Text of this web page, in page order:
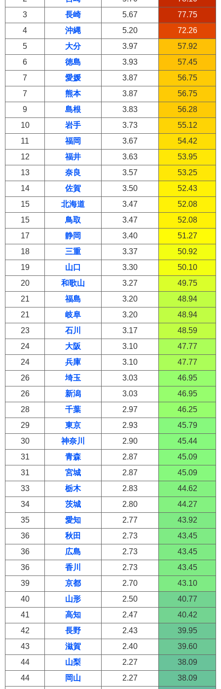
3
長崎 5.67
77.75
4
沖縄 5.20
72.26
5
大分 3.97
57.92
6
徳島 3.93
57.45
7
愛媛 3.87
56.75
7
熊本 3.87
56.75
9
島根 3.83
56.28
10
岩手 3.73
55.12
11
福岡 3.67
54.42
12
福井 3.63
53.95
13
奈良 3.57
53.25
14
佐賀 3.50
52.43
15
北海道 3.47
52.08
15
鳥取 3.47
52.08
17
静岡 3.40
51.27
18
三重 3.37
50.92
19
山口 3.30
50.10
20
和歌山 3.27
49.75
21
福島 3.20
48.94
21
岐阜 3.20
48.94
23
石川 3.17
48.59
24
大阪 3.10
47.77
24
兵庫 3.10
47.77
26
埼玉 3.03
46.95
26
新潟 3.03
46.95
28
千葉 2.97
46.25
29
東京 2.93
45.79
30
神奈川 2.90
45.44
31
青森 2.87
45.09
31
宮城 2.87
45.09
33
栃木 2.83
44.62
34
茨城 2.80
44.27
35
愛知 2.77
43.92
36
秋田 2.73
43.45
36
広島 2.73
43.45
36
香川 2.73
43.45
39
京都 2.70
43.10
40
山形 2.50
40.77
41
高知 2.47
40.42
42
長野 2.43
39.95
43
滋賀 2.40
39.60
44
山梨 2.27
38.09
44
岡山 2.27
38.09